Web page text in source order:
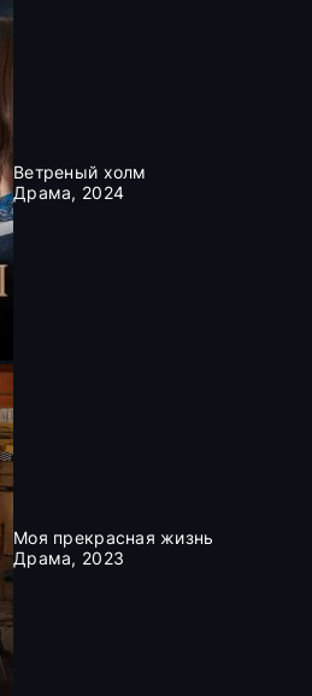
Ветреный холм
Драма, 2024
Моя прекрасная жизнь
Драма, 2023